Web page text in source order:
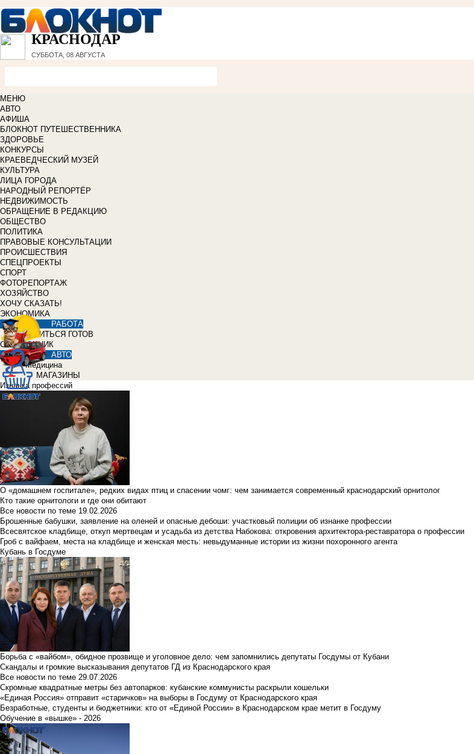
КРАСНОДАР
СУББОТА, 08 АВГУСТА
МЕНЮ
АВТО
АФИША
БЛОКНОТ ПУТЕШЕСТВЕННИКА
ЗДОРОВЬЕ
КОНКУРСЫ
КРАЕВЕДЧЕСКИЙ МУЗЕЙ
КУЛЬТУРА
ЛИЦА ГОРОДА
НАРОДНЫЙ РЕПОРТЁР
НЕДВИЖИМОСТЬ
ОБРАЩЕНИЕ В РЕДАКЦИЮ
ОБЩЕСТВО
ПОЛИТИКА
ПРАВОВЫЕ КОНСУЛЬТАЦИИ
ПРОИСШЕСТВИЯ
СПЕЦПРОЕКТЫ
СПОРТ
ФОТОРЕПОРТАЖ
ХОЗЯЙСТВО
ХОЧУ СКАЗАТЬ!
ЭКОНОМИКА
РАБОТА
УЧИТЬСЯ ГОТОВ
СПРАВОЧНИК
АВТО
Медицина
МАГАЗИНЫ
Изнанка профессий
О «домашнем госпитале», редких видах птиц и спасении чомг: чем занимается современный краснодарский орнитолог
Кто такие орнитологи и где они обитают
Все новости по теме 19.02.2026
Брошенные бабушки, заявление на оленей и опасные дебоши: участковый полиции об изнанке профессии
Всесвятское кладбище, откуп мертвецам и усадьба из детства Набокова: откровения архитектора-реставратора о профессии
Гроб с вайфаем, места на кладбище и женская месть: невыдуманные истории из жизни похоронного агента
Кубань в Госдуме
Борьба с «вайбом», обидное прозвище и уголовное дело: чем запомнились депутаты Госдумы от Кубани
Скандалы и громкие высказывания депутатов ГД из Краснодарского края
Все новости по теме 29.07.2026
Скромные квадратные метры без автопарков: кубанские коммунисты раскрыли кошельки
«Единая Россия» отправит «старичков» на выборы в Госдуму от Краснодарского края
Безработные, студенты и бюджетники: кто от «Единой России» в Краснодарском крае метит в Госдуму
Обучение в «вышке» - 2026